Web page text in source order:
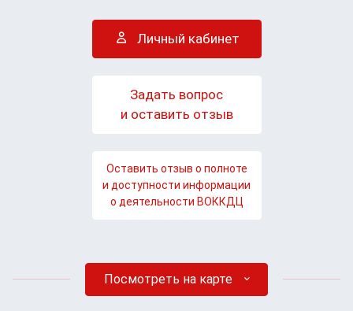
Личный кабинет
Задать вопрос
и оставить отзыв
Оставить отзыв о полноте
и доступности информации
о деятельности ВОККДЦ
Посмотреть на карте